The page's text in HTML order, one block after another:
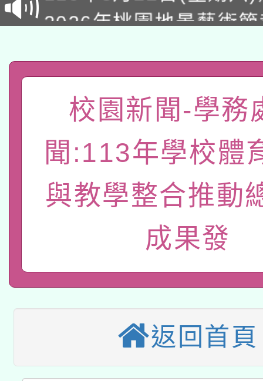
用水績優單位及節水達
桃園市孔廟祈福系列
2026年桃園地景藝術
關事宜
轉知教育部國民及學前
國立臺灣師範大學辦
年度健康促進學校輔導
業成長研習」實施計畫
函轉國家教育研究院
原住民族教育政策研討
族教育國際趨勢與發展
新北市政府教育局辦理
師專業成長研習實施計
方素養工作坊新北場」
函轉國立臺灣師範大學
族語言臺北學習中心
「族語學習班」招生簡
轉知有關國立成功大學
文教學共融平台-教案
件」活動簡章
教育部國民及學前教
年度COVID-19疫苗接
接種對象擴大為「滿6
接種之民眾」措施，
月28日止
轉知經濟部水利署委託
用水績優單位及節水達
115年8月22日(星期六
桃園市孔廟祈福系列
開 智慧啟航」
2026年桃園地景藝術
「2026桃園藝術巡演
關事宜
轉知教育部國民及學前
校園新聞-學務
聞:113年學校體
與教學整合推動
成果發
返回首頁